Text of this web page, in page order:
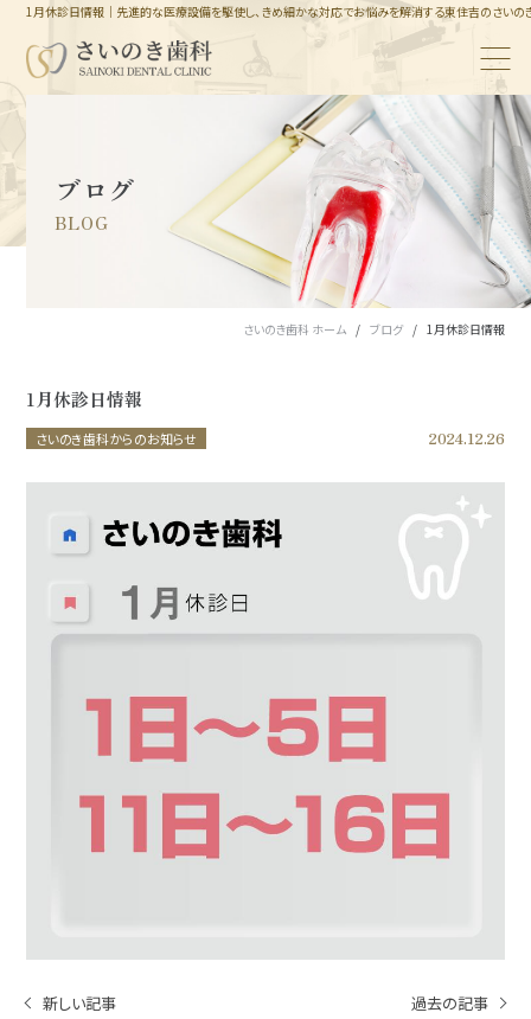
1月休診日情報｜先進的な医療設備を駆使し、きめ細かな対応でお悩みを解消する東住吉のさいの
ブログ
BLOG
さいのき歯科 ホーム ブログ 1月休診日情報
1月休診日情報
さいのき歯科からのお知らせ 2024.12.26
新しい記事 過去の記事